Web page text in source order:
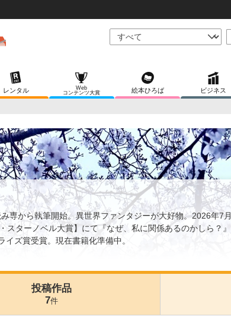
レンタル
Web
コンテンツ大賞
絵本ひろば ビジネス
専から執筆開始。異世界ファンタジーが大好物。2026年7月
スターノベル大賞】にて『なぜ、私に関係あるのかしら？』
イズ賞受賞。現在書籍化準備中。
投稿作品
7件